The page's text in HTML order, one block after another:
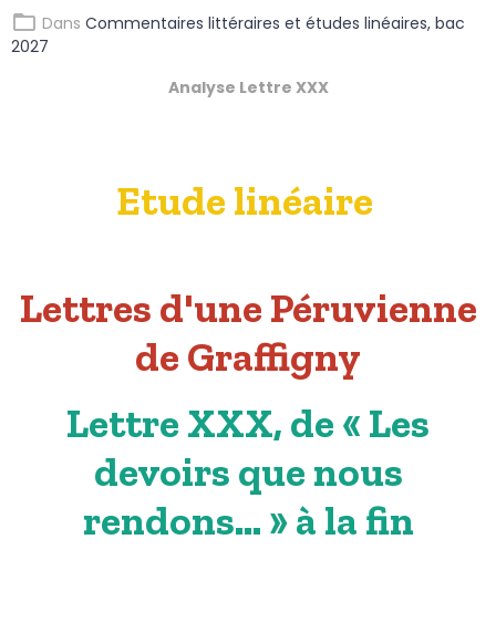
Dans Commentaires littéraires et études linéaires, bac
2027
Analyse Lettre XXX
Etude linéaire
Lettres d'une Péruvienne
de Graffigny
Lettre XXX, de « Les
devoirs que nous
rendons… » à la fin